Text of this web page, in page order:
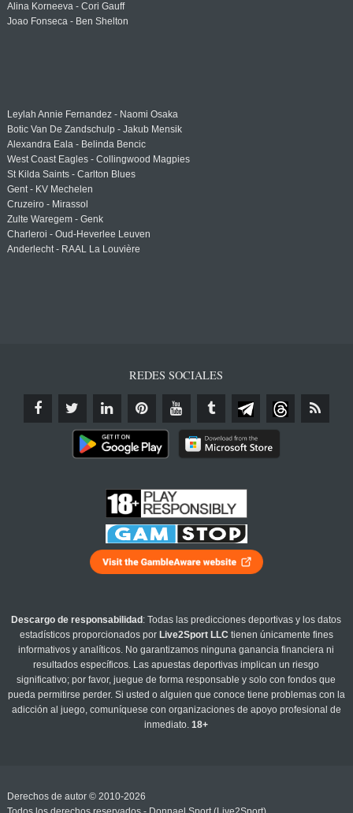
Alina Korneeva - Cori Gauff
Joao Fonseca - Ben Shelton
Leylah Annie Fernandez - Naomi Osaka
Botic Van De Zandschulp - Jakub Mensik
Alexandra Eala - Belinda Bencic
West Coast Eagles - Collingwood Magpies
St Kilda Saints - Carlton Blues
Gent - KV Mechelen
Cruzeiro - Mirassol
Zulte Waregem - Genk
Charleroi - Oud-Heverlee Leuven
Anderlecht - RAAL La Louvière
REDES SOCIALES
Descargo de responsabilidad : Todas las predicciones deportivas y los datos
estadísticos proporcionados por Live2Sport LLC tienen únicamente fines
informativos y analíticos. No garantizamos ninguna ganancia financiera ni
resultados específicos. Las apuestas deportivas implican un riesgo
significativo; por favor, juegue de forma responsable y solo con fondos que
pueda permitirse perder. Si usted o alguien que conoce tiene problemas con la
adicción al juego, comuníquese con organizaciones de apoyo profesional de
inmediato.18+
Derechos de autor © 2010-2026